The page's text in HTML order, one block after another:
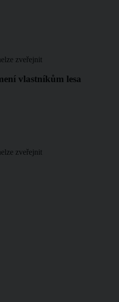
zveřejnit
vlastníkům lesa
zveřejnit